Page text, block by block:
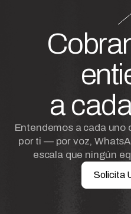
a
Entendemos a cada uno
por ti — por voz,
escala que ningún
Solicita